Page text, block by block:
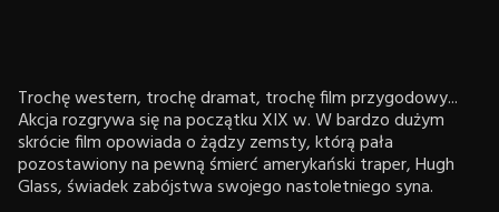
Trochę western, trochę dramat, trochę film przygodowy...
Akcja rozgrywa się na początku XIX w. W bardzo dużym
skrócie film opowiada o żądzy zemsty, którą pała
pozostawiony na pewną śmierć amerykański traper, Hugh
Glass, świadek zabójstwa swojego nastoletniego syna.